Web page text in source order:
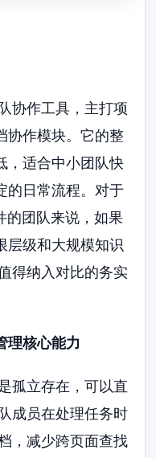
协作工具，主打项
协作模块。它的整
，适合中小团队快
的日常流程。对于
团队来说，如果
层级和大规模知识
得纳入对比的务实
理核心能力
孤立存在，可以直
成员在处理任务时
，减少跨页面查找